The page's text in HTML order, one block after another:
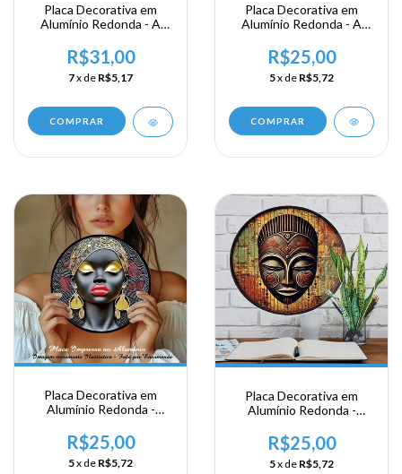
Placa Decorativa em
Alumínio Redonda - A
terra é Amar e ser Amado
R$31,00
7x de R$5,17
COMPRAR
Placa Decorativa em
Alumínio Redonda - A
R$25,00
5x de R$5,72
COMPRAR
Placa Decorativa em
Alumínio Redonda -
R$25,00
5x de R$5,72
Placa Decorativa em
Alumínio Redonda -
R$25,00
5x de R$5,72